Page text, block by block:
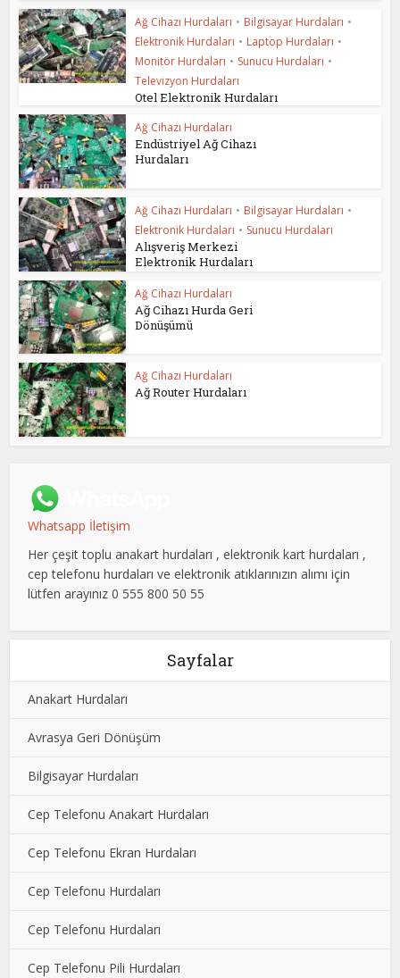
Ağ Cihazı Hurdaları • Bilgisayar Hurdaları •
Elektronik Hurdaları • Laptop Hurdaları •
Monitör Hurdaları • Sunucu Hurdaları •
Televizyon Hurdaları
Otel Elektronik Hurdaları
Ağ Cihazı Hurdaları
Endüstriyel Ağ Cihazı
Hurdaları
Ağ Cihazı Hurdaları • Bilgisayar Hurdaları •
Elektronik Hurdaları • Sunucu Hurdaları
Alışveriş Merkezi
Elektronik Hurdaları
Ağ Cihazı Hurdaları
Ağ Cihazı Hurda Geri
Dönüşümü
Ağ Cihazı Hurdaları
Ağ Router Hurdaları
Whatsapp İletişim
Her çeşit toplu anakart hurdaları , elektronik kart hurdaları ,
cep telefonu hurdaları ve elektronik atıklarınızın alımı için
lütfen arayınız 0 555 800 50 55
Sayfalar
Anakart Hurdaları
Avrasya Geri Dönüşüm
Bilgisayar Hurdaları
Cep Telefonu Anakart Hurdaları
Cep Telefonu Ekran Hurdaları
Cep Telefonu Hurdaları
Cep Telefonu Hurdaları
Cep Telefonu Pili Hurdaları